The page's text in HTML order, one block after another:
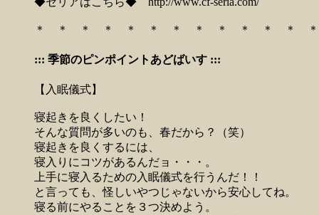
＊ ＊ ＊ ＊ ＊ ＊ ＊ ＊ ＊ ＊ ＊ ＊
::: 季節のピンポイントあどばいす :::
【入眠儀式】
寝起きを良くしたい！
そんな質問が多いのも、春だから？（笑）
寝起きを良くするには、
寝入りにコツがあるんだョ・・・。
上手に寝入るための入眠儀式を行うんだ！！
と言っても、怪しいやつじゃないから安心してね。
寝る前にやることを３つ決めよう。